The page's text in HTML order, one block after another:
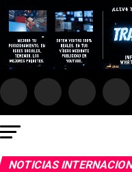
NOTICIAS